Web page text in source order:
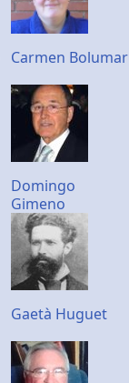
Carmen Bolumar
Domingo
Gimeno
Gaetà Huguet